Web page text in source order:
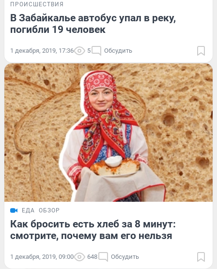
ПРОИСШЕСТВИЯ
В Забайкалье автобус упал в реку,
погибли 19 человек
1 декабря, 2019, 17:36 5 Обсудить
ЕДА ОБЗОР
Как бросить есть хлеб за 8 минут:
смотрите, почему вам его нельзя
1 декабря, 2019, 09:00 648 Обсудить